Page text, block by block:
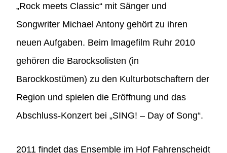
„Rock meets Classic“ mit Sänger und
Songwriter Michael Antony gehört zu ihren
neuen Aufgaben. Beim lmagefilm Ruhr 2010
gehören die Barocksolisten (in
Barockkostümen) zu den Kulturbotschaftern der
Region und spielen die Eröffnung und das
Abschluss-Konzert bei „SING! – Day of Song“.
2011 findet das Ensemble im Hof Fahrenscheidt